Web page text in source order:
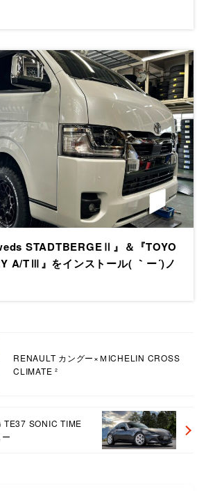
STADTBERGEⅡ』＆『TOYO
A/TⅢ』をインストール( ｀ー´)ノ
RENAULT カングー×ＭICHELIN CROSS
CLIMATE ²
TE37 SONIC TIME